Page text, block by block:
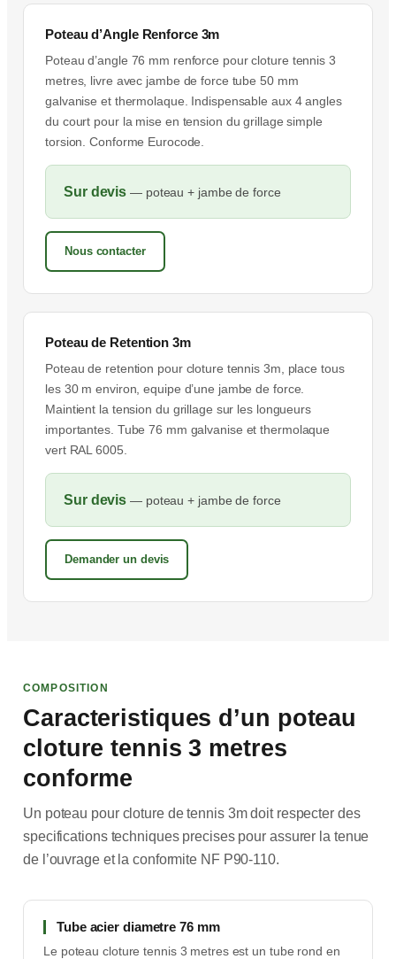
Poteau d’Angle Renforce 3m
Poteau d’angle 76 mm renforce pour cloture tennis 3
metres, livre avec jambe de force tube 50 mm
galvanise et thermolaque. Indispensable aux 4 angles
du court pour la mise en tension du grillage simple
torsion. Conforme Eurocode.
Sur devis — poteau + jambe de force
Nous contacter
Poteau de Retention 3m
Poteau de retention pour cloture tennis 3m, place tous
les 30 m environ, equipe d’une jambe de force.
Maintient la tension du grillage sur les longueurs
importantes. Tube 76 mm galvanise et thermolaque
vert RAL 6005.
Sur devis — poteau + jambe de force
Demander un devis
COMPOSITION
Caracteristiques d’un poteau
cloture tennis 3 metres
conforme
Un poteau pour cloture de tennis 3m doit respecter des
specifications techniques precises pour assurer la tenue
de l’ouvrage et la conformite NF P90-110.
Tube acier diametre 76 mm
Le poteau cloture tennis 3 metres est un tube rond en